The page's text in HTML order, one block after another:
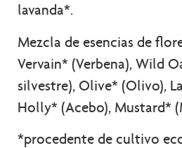
lavanda*.
Mezcla de esencias de
Vervain* (Verbena), Wild
silvestre), Olive* (Olivo),
Holly* (Acebo), Mustard*
*procedente de cultivo